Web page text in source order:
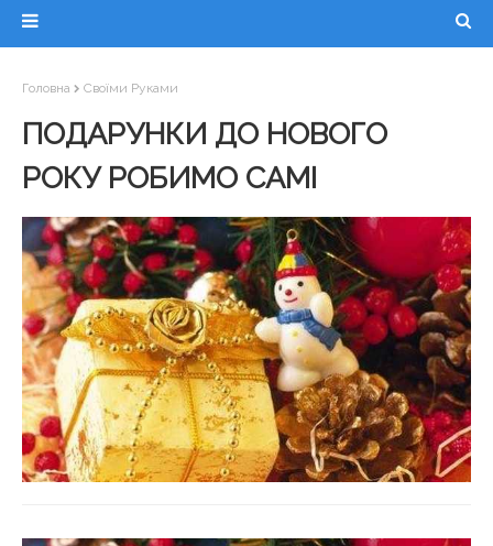
Головна Своїми Руками
ПОДАРУНКИ ДО НОВОГО
РОКУ РОБИМО САМІ